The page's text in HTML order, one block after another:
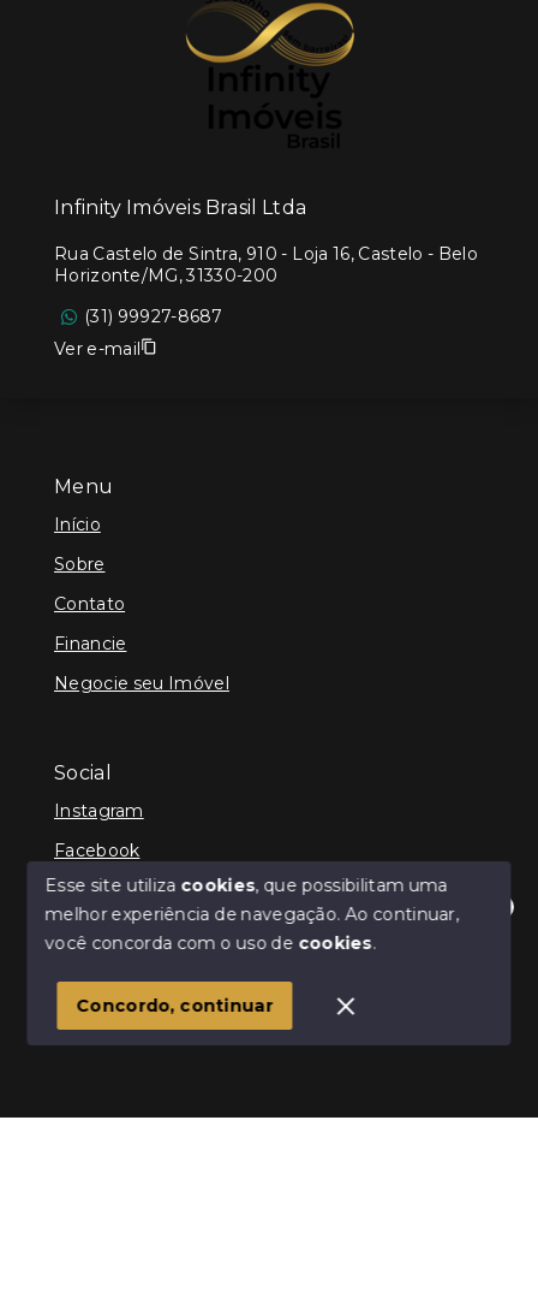
Olá! Estamos disponíveis para te ajudar.
Menu
Início
Sobre
Contato
Financie
Negocie seu Imóvel
Social
Instagram
Facebook
© Copyright 2026 - Infinity Imóveis Brasil Ltda - Todos
SITE PARA IMOBILIARIA
Infinity Imóveis Brasil Ltda
Rua Castelo de Sintra, 910 - Loja 16, Castelo - Belo
Horizonte/MG, 31330-200
(31) 99927-8687
Ver e-mail
Esse site utiliza cookies, que possibilitam uma
melhor experiência de navegação.Ao continuar,
você concorda com o uso de cookies.
Concordo, continuar